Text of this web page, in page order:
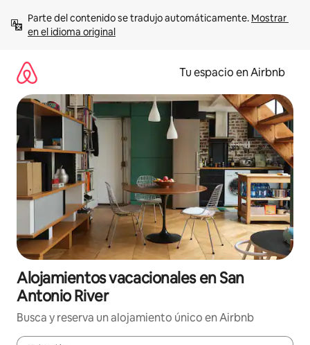
contenido
Parte del contenido se tradujo automáticamente. Mostrar
en el idioma original
Tu espacio en Airbnb
Alojamientos vacacionales en San
Antonio River
Busca y reserva un alojamiento único en Airbnb